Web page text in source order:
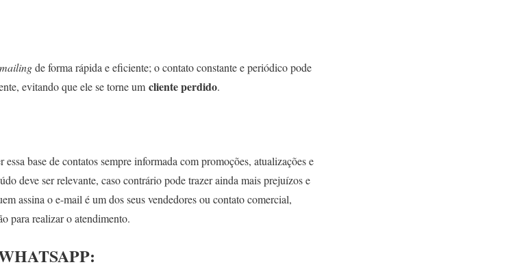
mailingde forma rápida e eficiente; o contato constante e periódico pode
evitando que ele se torne um cliente perdido.
base de contatos sempre informada com promoções, atualizações e
deve ser relevante, caso contrário pode trazer ainda mais prejuízos e
assina o e-mail é um dos seus vendedores ou contato comercial,
para realizar o atendimento.
: